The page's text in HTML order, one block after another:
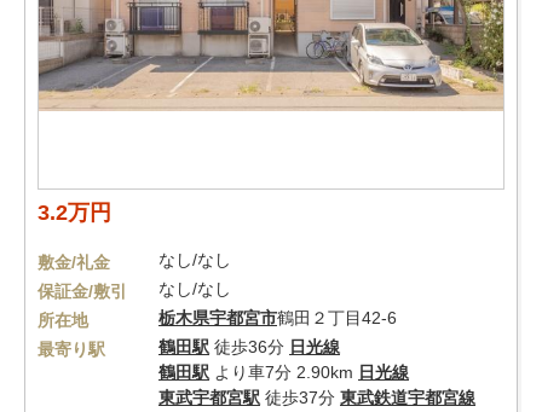
3.2万円
敷金/礼金
なし/なし
保証金/敷引
なし/なし
所在地
栃木県宇都宮市鶴田２丁目42-6
最寄り駅
鶴田駅 徒歩36分 日光線
鶴田駅 より車7分 2.90km 日光線
東武宇都宮駅 徒歩37分 東武鉄道宇都宮線